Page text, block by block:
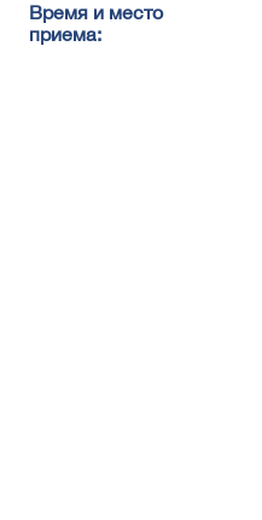
Время и место
приема: